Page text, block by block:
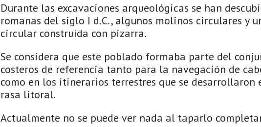
Durante las excavaciones arqueológicas se han
romanas del siglo I d.C., algunos molinos circulares y
circular construída con pizarra.
Se considera que este poblado formaba parte del
costeros de referencia tanto para la navegación de
como en los itinerarios terrestres que se desarrollaron
rasa litoral.
Actualmente no se puede ver nada al taparlo